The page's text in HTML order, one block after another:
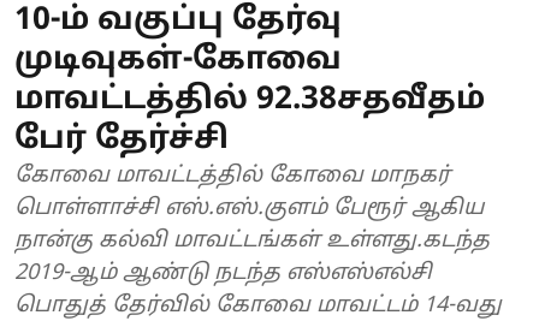
10-ம் வகுப்பு தேர்வு
முடிவுகள்-கோவை
மாவட்டத்தில் 92.38சதவீதம்
பேர் தேர்ச்சி
கோவை மாவட்டத்தில் கோவை மாநகர்
பொள்ளாச்சி எஸ்.எஸ்.குளம் பேரூர் ஆகிய
நான்கு கல்வி மாவட்டங்கள் உள்ளது.கடந்த
2019-ஆம் ஆண்டு நடந்த எஸ்எஸ்எல்சி
பொதுத் தேர்வில் கோவை மாவட்டம் 14-வது